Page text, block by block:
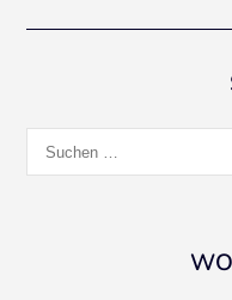
nach: